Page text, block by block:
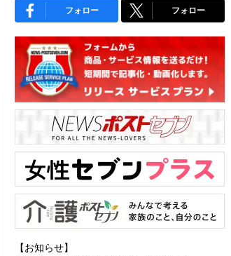
フォロー フォロー
【お知らせ】